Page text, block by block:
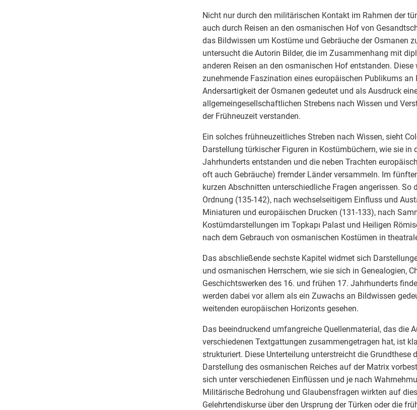
Nicht nur durch den militärischen Kontakt im Rahmen der
auch durch Reisen an den osmanischen Hof von
das Bildwissen um Kostüme und Gebräuche der Osmanen
untersucht die Autorin Bilder, die im Zusammenhang mit
anderen Reisen an den osmanischen Hof entstanden.
zunehmende Faszination eines europäischen Publikums an
Andersartigkeit der Osmanen gedeutet und als Ausdruck
allgemeingesellschaftlichen Strebens nach Wissen und
der Frühneuzeit verstanden.
Ein solches frühneuzeitliches Streben nach Wissen, sieht
Darstellung türkischer Figuren in Kostümbüchern, wie sie in
Jahrhunderts entstanden und die neben Trachten
oft auch Gebräuche) fremder Länder versammeln. Im
kurzen Abschnitten unterschiedliche Fragen angerissen. So
Ordnung (135-142), nach wechselseitigem Einfluss und
Miniaturen und europäischen Drucken (131-133), nach
Kostümdarstellungen im Topkapı Palast und Heiligen
nach dem Gebrauch von osmanischen Kostümen in
Das abschließende sechste Kapitel widmet sich
und osmanischen Herrschern, wie sie sich in Genealogien,
Geschichtswerken des 16. und frühen 17. Jahrhunderts
werden dabei vor allem als ein Zuwachs an Bildwissen
weitenden europäischen Horizonts gesehen.
Das beeindruckend umfangreiche Quellenmaterial, das die
verschiedenen Textgattungen zusammengetragen hat, ist
strukturiert. Diese Unterteilung unterstreicht die Grundthese
Darstellung des osmanischen Reiches auf der Matrix
sich unter verschiedenen Einflüssen und je nach
Militärische Bedrohung und Glaubensfragen wirkten auf
Gelehrtendiskurse über den Ursprung der Türken oder die